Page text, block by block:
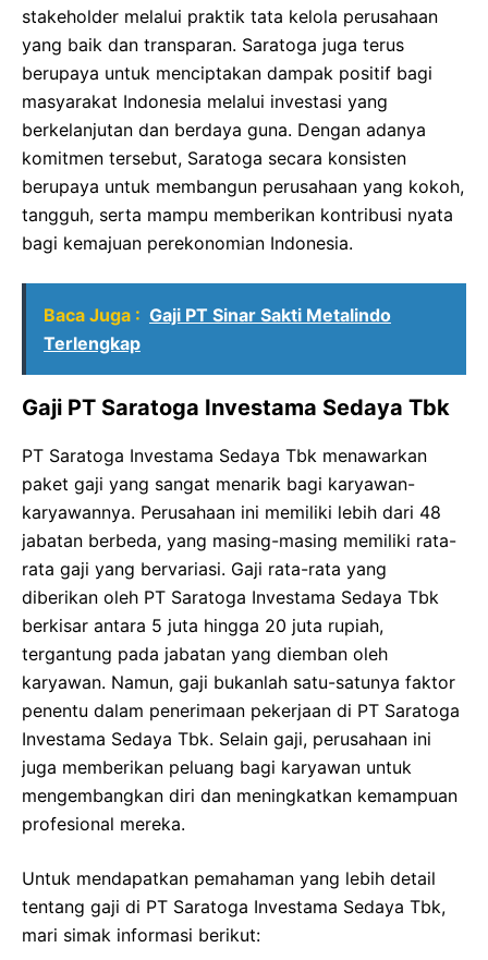
stakeholder melalui praktik tata kelola perusahaan
yang baik dan transparan. Saratoga juga terus
berupaya untuk menciptakan dampak positif bagi
masyarakat Indonesia melalui investasi yang
berkelanjutan dan berdaya guna. Dengan adanya
komitmen tersebut, Saratoga secara konsisten
berupaya untuk membangun perusahaan yang kokoh,
tangguh, serta mampu memberikan kontribusi nyata
bagi kemajuan perekonomian Indonesia.
Baca Juga : Gaji PT Sinar Sakti Metalindo
Terlengkap
Gaji PT Saratoga Investama Sedaya Tbk
PT Saratoga Investama Sedaya Tbk menawarkan
paket gaji yang sangat menarik bagi karyawan-
karyawannya. Perusahaan ini memiliki lebih dari 48
jabatan berbeda, yang masing-masing memiliki rata-
rata gaji yang bervariasi. Gaji rata-rata yang
diberikan oleh PT Saratoga Investama Sedaya Tbk
berkisar antara 5 juta hingga 20 juta rupiah,
tergantung pada jabatan yang diemban oleh
karyawan. Namun, gaji bukanlah satu-satunya faktor
penentu dalam penerimaan pekerjaan di PT Saratoga
Investama Sedaya Tbk. Selain gaji, perusahaan ini
juga memberikan peluang bagi karyawan untuk
mengembangkan diri dan meningkatkan kemampuan
profesional mereka.
Untuk mendapatkan pemahaman yang lebih detail
tentang gaji di PT Saratoga Investama Sedaya Tbk,
mari simak informasi berikut: